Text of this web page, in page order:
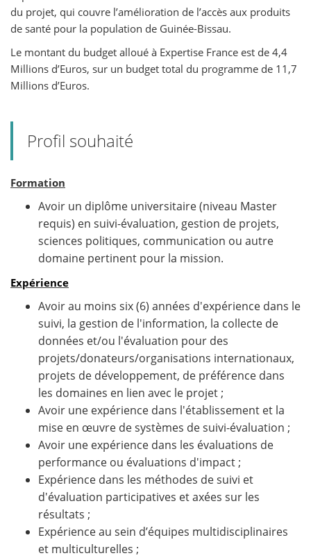
du projet, qui couvre l’amélioration de l’accès aux produits
de santé pour la population de Guinée-Bissau.
Le montant du budget alloué à Expertise France est de 4,4
Millions d’Euros, sur un budget total du programme de 11,7
Millions d’Euros.
Profil souhaité
Formation
Avoir un diplôme universitaire (niveau Master
requis) en suivi-évaluation, gestion de projets,
sciences politiques, communication ou autre
domaine pertinent pour la mission.
Expérience
Avoir au moins six (6) années d'expérience dans le
suivi, la gestion de l'information, la collecte de
données et/ou l'évaluation pour des
projets/donateurs/organisations internationaux,
projets de développement, de préférence dans
les domaines en lien avec le projet ;
Avoir une expérience dans l'établissement et la
mise en œuvre de systèmes de suivi-évaluation ;
Avoir une expérience dans les évaluations de
performance ou évaluations d'impact ;
Expérience dans les méthodes de suivi et
d'évaluation participatives et axées sur les
résultats ;
Expérience au sein d’équipes multidisciplinaires
et multiculturelles ;